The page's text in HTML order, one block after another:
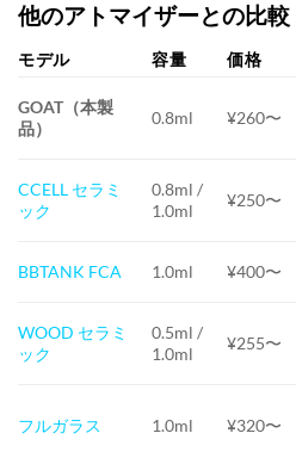
他のアトマイザーとの比較
モデル 容量 価格
GOAT（本製
品）
0.8ml ¥260〜
CCELL セラミ
ック
0.8ml /
1.0ml
¥250〜
BBTANK FCA 1.0ml ¥400〜
WOOD セラミ
ック
0.5ml /
1.0ml
¥255〜
フルガラス 1.0ml ¥320〜